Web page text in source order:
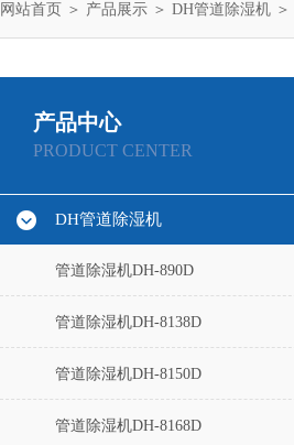
网站首页 ＞ 产品展示 ＞ DH管道除湿机 ＞
产品中心
PRODUCT CENTER
DH管道除湿机
管道除湿机DH-890D
管道除湿机DH-8138D
管道除湿机DH-8150D
管道除湿机DH-8168D